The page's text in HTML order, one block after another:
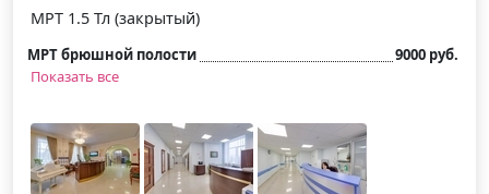
МРТ 1.5 Тл (закрытый)
МРТ брюшной полости
9000 руб.
Показать все